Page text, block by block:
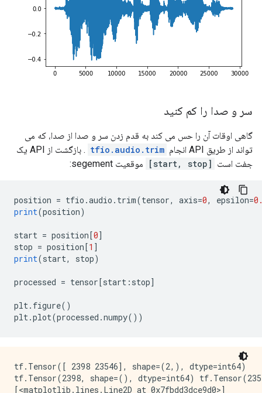
سر و صدا را کم کنید
گاهی اوقات آن را حس می کند به قدم زدن سر و صدا از صدا، که می
تواند از طریق API انجام
tfio.audio.trim
. بازگشت از API یک
جفت است [start, stop] موقعیت segement:
position = tfio .audio . trim(tensor, axis=0, epsilon=
print(position)
start = position[0]
stop = position[1 ]
print(start, stop)
processed = tensor[start : stop]
plt. figure()
plt.plot(processed .numpy())
tf.Tensor([ 2398 23546], shape=(2,), dtype=int64)
tf.Tensor(2398, shape=(), dtype=int64)